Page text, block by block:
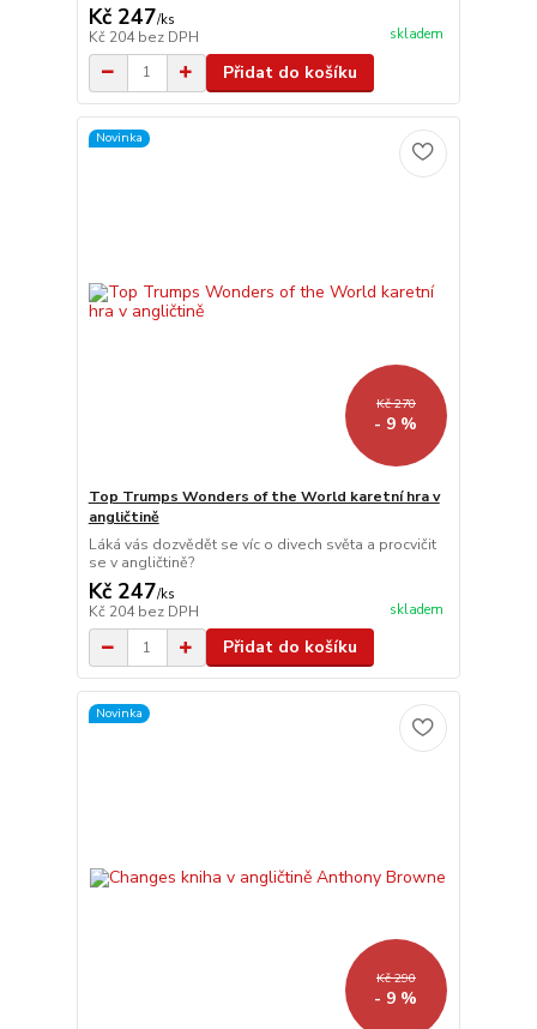
Kč 247/ks
Kč 204bez DPH skladem
Přidat do košíku
Novinka
Kč 270
- 9 %
Top Trumps Wonders of the World karetní hra v
angličtině
Láká vás dozvědět se víc o divech světa a procvičit
se v angličtině?
Kč 247/ks
Kč 204bez DPH skladem
Přidat do košíku
Novinka
Kč 290
- 9 %